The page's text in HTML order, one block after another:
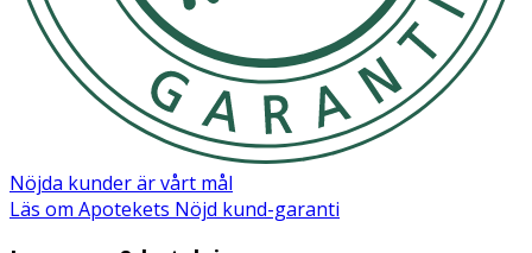
Ingredienser:
Sköld/Knopp: Polypropen (PP) Sugdel: Silikon Lyser tack
vare strontium aluminate, ett kontrollerat och godkänt
ämne, som blandas med plasten.
Märkning
FSC Forest Steward Council Mix
Nöjda kunder är vårt mål
Läs om Apotekets Nöjd kund-garanti